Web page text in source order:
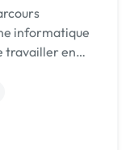
informatique
travailler en
e...